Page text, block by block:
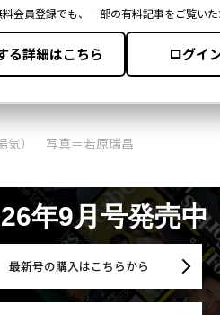
気） 写真＝若原瑞昌
年9月号発売中
最新号の購入はこちらから